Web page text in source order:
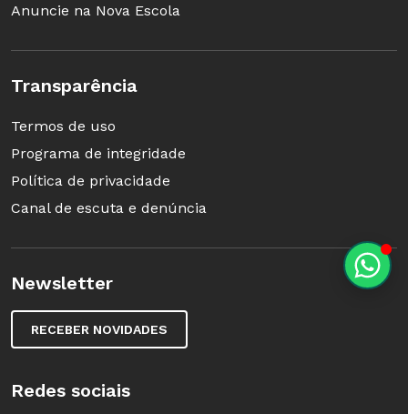
Anuncie na Nova Escola
Transparência
Termos de uso
Programa de integridade
Política de privacidade
Canal de escuta e denúncia
Newsletter
RECEBER NOVIDADES
Redes sociais